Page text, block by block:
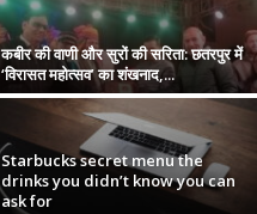
कबीर की वाणी और सुरों की सरिता: छतरपुर में
‘विरासत महोत्सव’ का शंखनाद,...
Starbucks secret menu the
drinks you didn’t know you can
ask for